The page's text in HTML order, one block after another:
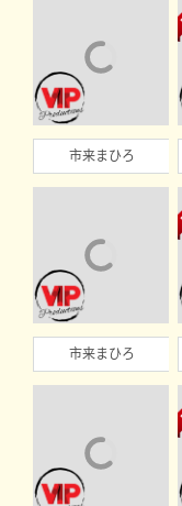
市来まひろ
市来まひろ